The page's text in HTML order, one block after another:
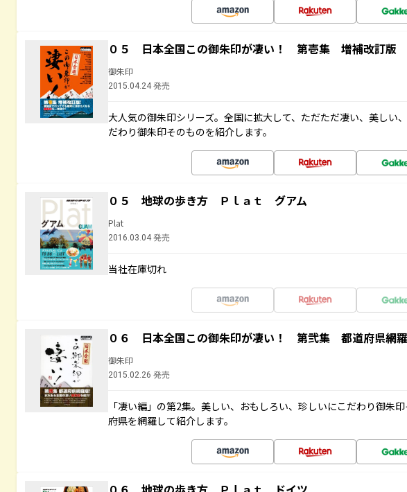
０５ 日本全国この御朱印が凄い！ 第壱集 増補改訂版
御朱印
2015.04.24 発売
大人気の御朱印シリーズ。全国に拡大して、ただただ凄い、美しい
だわり御朱印そのものを紹介します。
０５ 地球の歩き方 Ｐｌａｔ グアム
Plat
2016.03.04 発売
当社在庫切れ
０６ 日本全国この御朱印が凄い！ 第弐集 都道府県網
御朱印
2015.02.26 発売
「凄い編」の第2集。美しい、おもしろい、珍しいにこだわり御朱
府県を網羅して紹介します。